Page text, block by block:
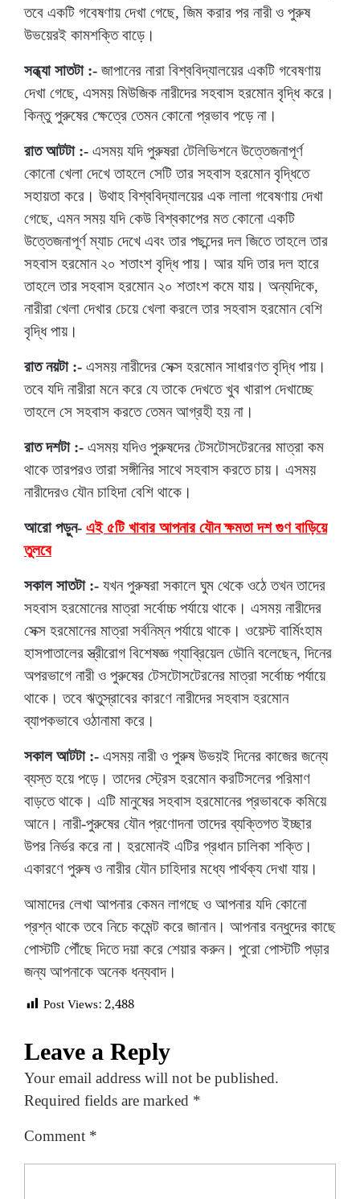
তবে একটি গবেষণায় দেখা গেছে, জিম করার পর নারী ও পুরুষ
উভয়েরই কামশক্তি বাড়ে।
সন্ধ্যা সাতটা :- জাপানের নারা বিশ্ববিদ্যালয়ের একটি গবেষণায়
দেখা গেছে, এসময় মিউজিক নারীদের সহবাস হরমোন বৃদ্ধি করে।
কিন্তু পুরুষের ক্ষেত্রে তেমন কোনো প্রভাব পড়ে না।
রাত আটটা :- এসময় যদি পুরুষরা টেলিভিশনে উত্তেজনাপূর্ণ
কোনো খেলা দেখে তাহলে সেটি তার সহবাস হরমোন বৃদ্ধিতে
সহায়তা করে। উথাহ বিশ্ববিদ্যালয়ের এক লালা গবেষণায় দেখা
গেছে, এমন সময় যদি কেউ বিশ্বকাপের মত কোনো একটি
উত্তেজনাপূর্ণ ম্যাচ দেখে এবং তার পছন্দের দল জিতে তাহলে তার
সহবাস হরমোন ২০ শতাংশ বৃদ্ধি পায়। আর যদি তার দল হারে
তাহলে তার সহবাস হরমোন ২০ শতাংশ কমে যায়। অন্যদিকে,
নারীরা খেলা দেখার চেয়ে খেলা করলে তার সহবাস হরমোন বেশি
বৃদ্ধি পায়।
রাত নয়টা :- এসময় নারীদের সেক্স হরমোন সাধারণত বৃদ্ধি পায়।
তবে যদি নারীরা মনে করে যে তাকে দেখতে খুব খারাপ দেখাচ্ছে
তাহলে সে সহবাস করতে তেমন আগ্রহী হয় না।
রাত দশটা :- এসময় যদিও পুরুষদের টেসটোসটেরনের মাত্রা কম
থাকে তারপরও তারা সঙ্গীনির সাথে সহবাস করতে চায়। এসময়
নারীদেরও যৌন চাহিদা বেশি থাকে।
আরো পড়ুন- এই ৫টি খাবার আপনার যৌন ক্ষমতা দশ গুণ বাড়িয়ে
তুলবে
সকাল সাতটা :- যখন পুরুষরা সকালে ঘুম থেকে ওঠে তখন তাদের
সহবাস হরমোনের মাত্রা সর্বোচ্চ পর্যায়ে থাকে। এসময় নারীদের
সেক্স হরমোনের মাত্রা সর্বনিম্ন পর্যায়ে থাকে। ওয়েস্ট বার্মিংহাম
হাসপাতালের স্ত্রীরোগ বিশেষজ্ঞ গ্যাব্রিয়েল ডৌনি বলেছেন, দিনের
অপরভাগে নারী ও পুরুষের টেসটোসটেরনের মাত্রা সর্বোচ্চ পর্যায়ে
থাকে। তবে ঋতুস্রাবের কারণে নারীদের সহবাস হরমোন
ব্যাপকভাবে ওঠানামা করে।
সকাল আটটা :- এসময় নারী ও পুরুষ উভয়ই দিনের কাজের জন্যে
ব্যস্ত হয়ে পড়ে। তাদের স্ট্রেস হরমোন করটিসলের পরিমাণ
বাড়তে থাকে। এটি মানুষের সহবাস হরমোনের প্রভাবকে কমিয়ে
আনে। নারী-পুরুষের যৌন প্রণোদনা তাদের ব্যক্তিগত ইচ্ছার
উপর নির্ভর করে না। হরমোনই এটির প্রধান চালিকা শক্তি।
একারণে পুরুষ ও নারীর যৌন চাহিদার মধ্যে পার্থক্য দেখা যায়।
আমাদের লেখা আপনার কেমন লাগছে ও আপনার যদি কোনো
প্রশ্ন থাকে তবে নিচে কমেন্ট করে জানান। আপনার বন্ধুদের কাছে
পোস্টটি পৌঁছে দিতে দয়া করে শেয়ার করুন। পুরো পোস্টটি পড়ার
জন্য আপনাকে অনেক ধন্যবাদ।
Post Views: 2,488
Leave a Reply
Your email address will not be published.
Required fields are marked *
Comment *